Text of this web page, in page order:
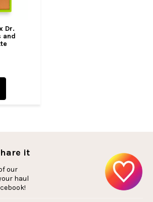
Dr.
and
it
our
haul